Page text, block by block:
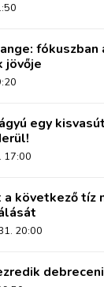
jövője
egy
17:00
következő tíz
20:00